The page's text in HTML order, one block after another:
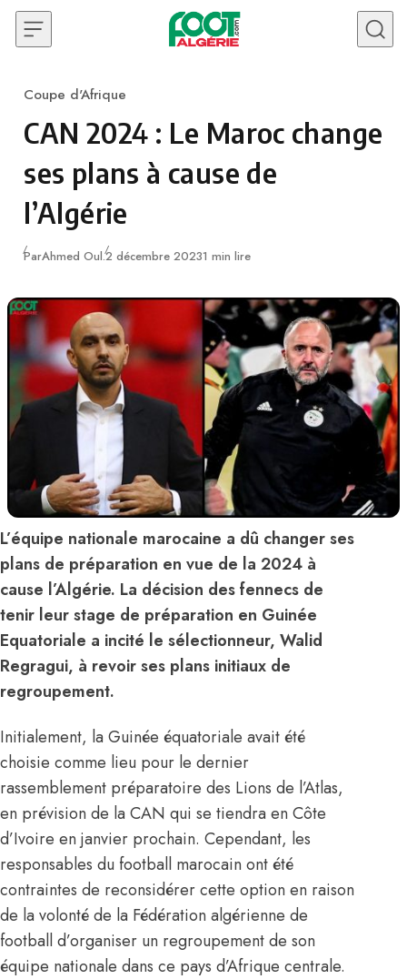
Skip to content
Category
Coupe d'Afrique
CAN 2024 : Le Maroc change
ses plans à cause de
l’Algérie
ParAhmed Oul.Publié
2 décembre 20231 min lire
L’équipe nationale marocaine a dû changer ses
plans de préparation en vue de la 2024 à
cause l’Algérie. La décision des fennecs de
tenir leur stage de préparation en Guinée
Equatoriale a incité le sélectionneur, Walid
Regragui, à revoir ses plans initiaux de
regroupement.
Initialement, la Guinée équatoriale avait été
choisie comme lieu pour le dernier
rassemblement préparatoire des Lions de l’Atlas,
en prévision de la CAN qui se tiendra en Côte
d’Ivoire en janvier prochain. Cependant, les
responsables du football marocain ont été
contraintes de reconsidérer cette option en raison
de la volonté de la Fédération algérienne de
football d’organiser un regroupement de son
équipe nationale dans ce pays d’Afrique centrale.